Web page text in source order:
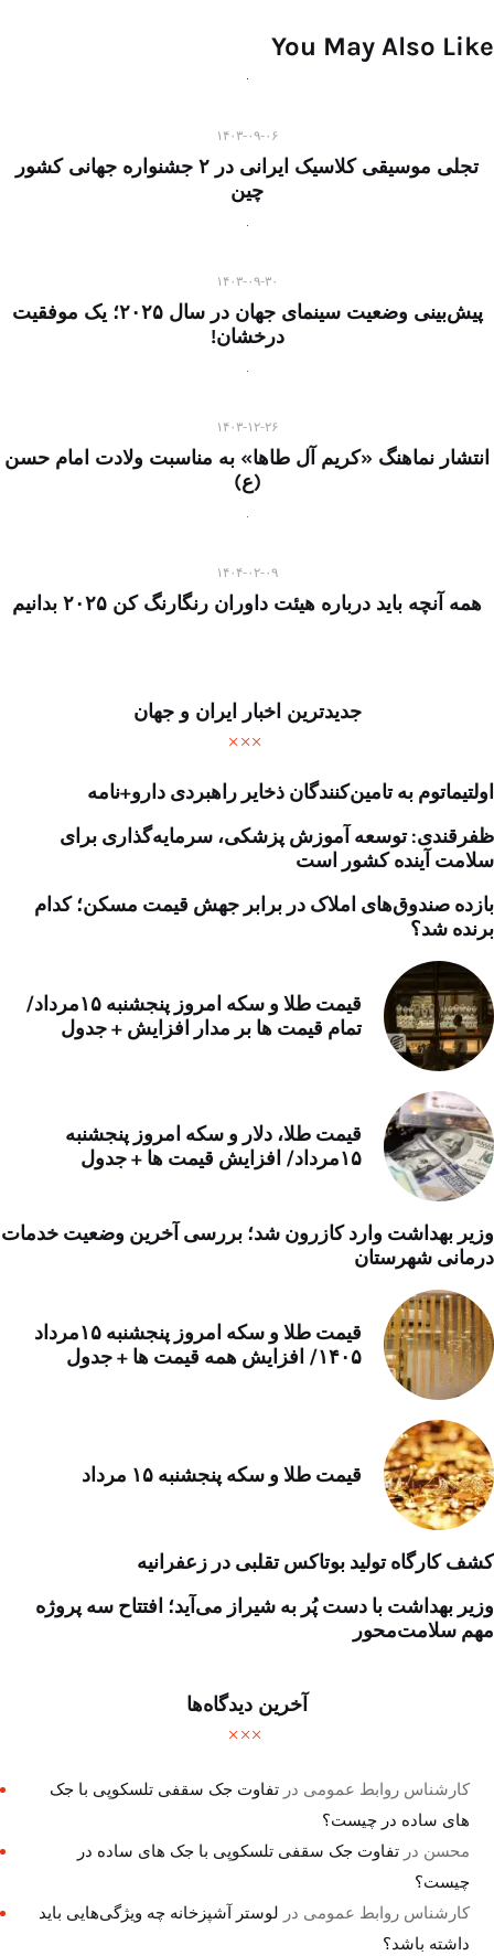
You May Also Like
۱۴۰۳-۰۹-۰۶
تجلی موسیقی کلاسیک ایرانی در ۲ جشنواره جهانی کشور
چین
۱۴۰۳-۰۹-۳۰
پیش‌بینی وضعیت سینمای جهان در سال ۲۰۲۵؛ یک موفقیت
درخشان!
۱۴۰۳-۱۲-۲۶
انتشار نماهنگ «کریم آل طاها» به مناسبت ولادت امام حسن
(ع)
۱۴۰۴-۰۲-۰۹
همه آنچه باید درباره هیئت داوران رنگارنگ کن ۲۰۲۵ بدانیم
جدیدترین اخبار ایران و جهان
اولتیماتوم به تامین‌کنندگان ذخایر راهبردی دارو+نامه
ظفرقندی: توسعه آموزش پزشکی، سرمایه‌گذاری برای
سلامت آینده کشور است
بازده صندوق‌های املاک در برابر جهش قیمت مسکن؛ کدام
برنده شد؟
قیمت طلا و سکه امروز پنجشنبه ۱۵مرداد/
تمام قیمت ها بر مدار افزایش + جدول
قیمت طلا، دلار و سکه امروز پنجشنبه
۱۵مرداد/ افزایش قیمت ها + جدول
وزیر بهداشت وارد کازرون شد؛ بررسی آخرین وضعیت خدمات
درمانی شهرستان
قیمت طلا و سکه امروز پنجشنبه ۱۵مرداد
۱۴۰۵/ افزایش همه قیمت ها + جدول
قیمت طلا و سکه پنجشنبه ۱۵ مرداد
کشف کارگاه تولید بوتاکس تقلبی در زعفرانیه
وزیر بهداشت با دست پُر به شیراز می‌آید؛ افتتاح سه پروژه
مهم سلامت‌محور
آخرین دیدگاه‌ها
کارشناس روابط عمومی درتفاوت جک سقفی تلسکوپی با جک
های ساده در چیست؟
محسن درتفاوت جک سقفی تلسکوپی با جک های ساده در
چیست؟
کارشناس روابط عمومی در لوستر آشپزخانه چه ویژگی‌هایی باید
داشته باشد؟